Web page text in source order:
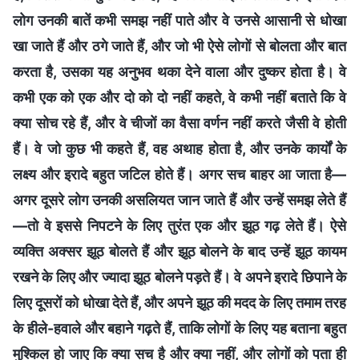
लोग उनकी बातें कभी समझ नहीं पाते और वे उनसे आसानी से धोखा
खा जाते हैं और ठगे जाते हैं, और जो भी ऐसे लोगों से बोलता और बात
करता है, उसका यह अनुभव थका देने वाला और दुष्कर होता है। वे
कभी एक को एक और दो को दो नहीं कहते, वे कभी नहीं बताते कि वे
क्या सोच रहे हैं, और वे चीजों का वैसा वर्णन नहीं करते जैसी वे होती
हैं। वे जो कुछ भी कहते हैं, वह अथाह होता है, और उनके कार्यों के
लक्ष्य और इरादे बहुत जटिल होते हैं। अगर सच बाहर आ जाता है—
अगर दूसरे लोग उनकी असलियत जान जाते हैं और उन्हें समझ लेते हैं
—तो वे इससे निपटने के लिए तुरंत एक और झूठ गढ़ लेते हैं। ऐसे
व्यक्ति अक्सर झूठ बोलते हैं और झूठ बोलने के बाद उन्हें झूठ कायम
रखने के लिए और ज्यादा झूठ बोलने पड़ते हैं। वे अपने इरादे छिपाने के
लिए दूसरों को धोखा देते हैं, और अपने झूठ की मदद के लिए तमाम तरह
के हीले-हवाले और बहाने गढ़ते हैं, ताकि लोगों के लिए यह बताना बहुत
मुश्किल हो जाए कि क्या सच है और क्या नहीं, और लोगों को पता ही